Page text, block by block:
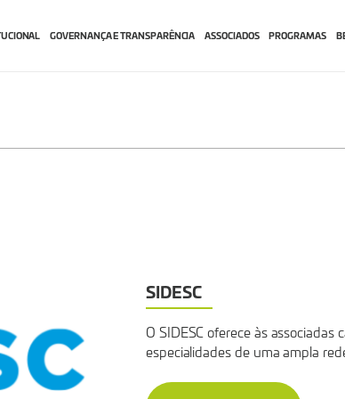
GOVERNANÇA E TRANSPARÊNCIA ASSOCIADOS PROGRAMAS
SIDESC
O SIDESC oferece às
especialidades de uma ampla